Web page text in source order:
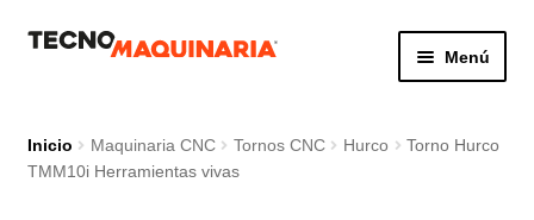
IrIr
Menú
Inicio Maquinaria CNC Tornos CNC Hurco
Torno Hurco
TMM10i Herramientas vivas